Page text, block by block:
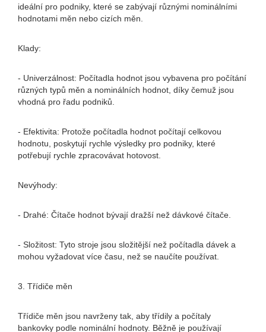
ideální pro podniky, které se zabývají různými nominálními
hodnotami měn nebo cizích měn.
Klady:
- Univerzálnost: Počítadla hodnot jsou vybavena pro počítání
různých typů měn a nominálních hodnot, díky čemuž jsou
vhodná pro řadu podniků.
- Efektivita: Protože počítadla hodnot počítají celkovou
hodnotu, poskytují rychle výsledky pro podniky, které
potřebují rychle zpracovávat hotovost.
Nevýhody:
- Drahé: Čítače hodnot bývají dražší než dávkové čítače.
- Složitost: Tyto stroje jsou složitější než počítadla dávek a
mohou vyžadovat více času, než se naučíte používat.
3. Třídiče měn
Třídiče měn jsou navrženy tak, aby třídily a počítaly
bankovky podle nominální hodnoty. Běžně je používají